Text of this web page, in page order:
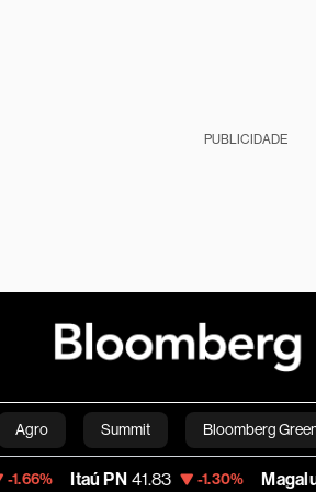
PUBLICIDADE
Agro Summit Bloomberg
pessoais Viagens
PN 41.83 -1.30% Magalu 4.57